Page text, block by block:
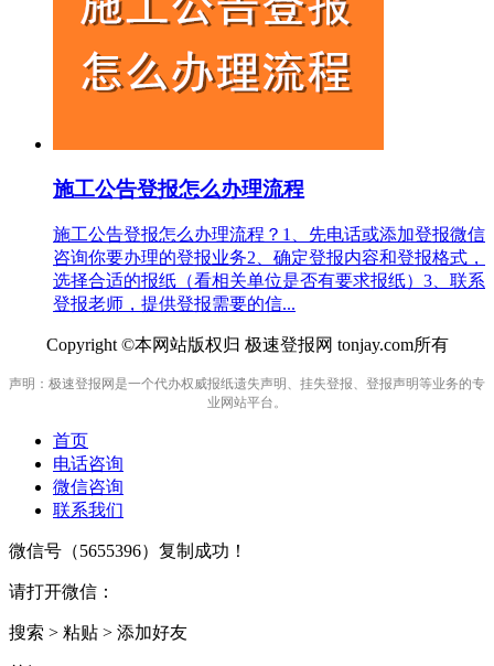
施工公告登报怎么办理流程
施工公告登报怎么办理流程？1、先电话或添加登报微信
咨询你要办理的登报业务2、确定登报内容和登报格式，
选择合适的报纸（看相关单位是否有要求报纸）3、联系
登报老师，提供登报需要的信...
Copyright ©本网站版权归 极速登报网 tonjay.com所有
声明：极速登报网是一个代办权威报纸遗失声明、挂失登报、登报声明等业务的专
业网站平台。
首页
电话咨询
微信咨询
联系我们
微信号（5655396）复制成功！
请打开微信：
搜索 > 粘贴 > 添加好友